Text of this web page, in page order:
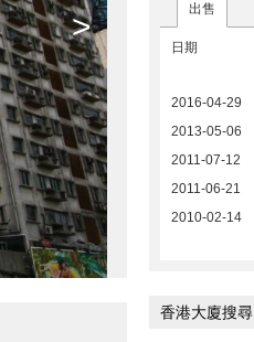
> 出售
日期
2016-04-29
2013-05-06
2011-07-12
2011-06-21
2010-02-14
香港大廈搜尋